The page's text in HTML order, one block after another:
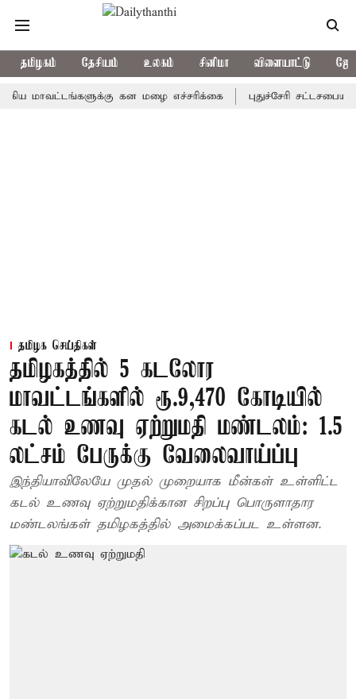
தமிழகம் தேசியம் உலகம் சினிமா விளையாட்டு
கன மழை எச்சரிக்கை புதுச்சேரி சட்டசபையில்
தமிழக செய்திகள்
தமிழகத்தில் 5 கடலோர
மாவட்டங்களில் ரூ.9,470 கோடியில்
கடல் உணவு ஏற்றுமதி மண்டலம்: 1.5
லட்சம் பேருக்கு வேலைவாய்ப்பு
இந்தியாவிலேயே முதல் முறையாக மீன்கள் உள்ளிட்ட
கடல் உணவு ஏற்றுமதிக்கான சிறப்பு பொருளாதார
மண்டலங்கள் தமிழகத்தில் அமைக்கப்பட உள்ளன.